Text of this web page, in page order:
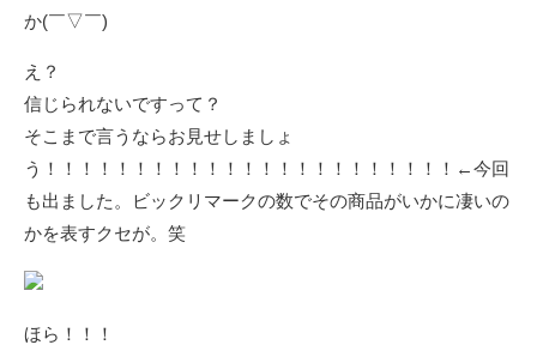
か(￣▽￣)
え？
信じられないですって？
そこまで言うならお見せしましょ
う！！！！！！！！！！！！！！！！！！！！！！！←今回
も出ました。ビックリマークの数でその商品がいかに凄いの
かを表すクセが。笑
ほら！！！